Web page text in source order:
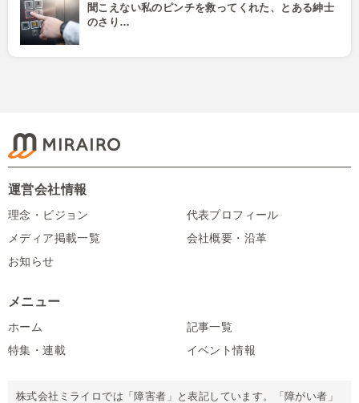
聞こえない私のピンチを救ってくれた、とある紳士
のさり…
運営会社情報
理念・ビジョン
代表プロフィール
メディア掲載一覧
会社概要・沿革
お知らせ
メニュー
ホーム
記事一覧
特集・連載
イベント情報
株式会社ミライロでは「障害者」と表記しています。「障がい者」